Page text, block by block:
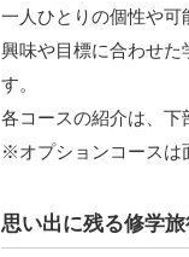
一人ひとりの個性や可
興味や目標に合わせた
す。
各コースの紹介は、下
※オプションコースは
思い出に残る修学